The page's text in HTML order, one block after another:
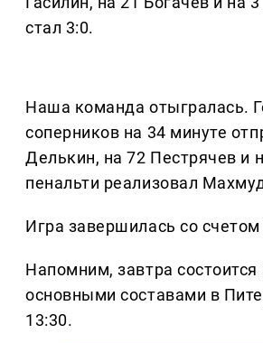
стал 3:0.
Наша команда отыгралась.
соперников на 34 минуте
Делькин, на 72 Пестрячев и
пенальти реализовал
Игра завершилась со счетом
Напомним, завтра
основными составами в
13:30.